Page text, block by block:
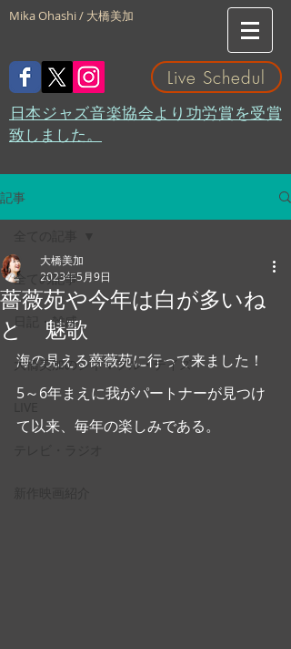
Mika Ohashi / 大橋美加
Live Schedul
​日本ジャズ音楽協会より功労賞を受賞
致しました。
記事
全ての記事
日記・雑感
大橋美加のシネマフル・デイズ
薔薇苑や今年は白が多いね
と 魅歌
大橋美加
2023年5月9日
海の見える薔薇苑に行って来ました！
5～6年まえに我がパートナーが見つけ
て以来、毎年の楽しみである。